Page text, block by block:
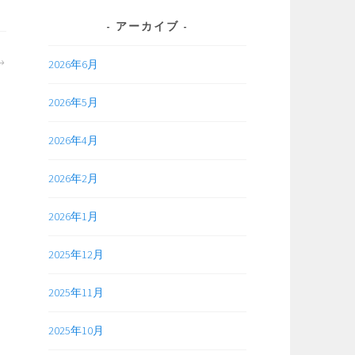
アーカイブ
2026年6月
2026年5月
2026年4月
2026年2月
2026年1月
2025年12月
2025年11月
2025年10月